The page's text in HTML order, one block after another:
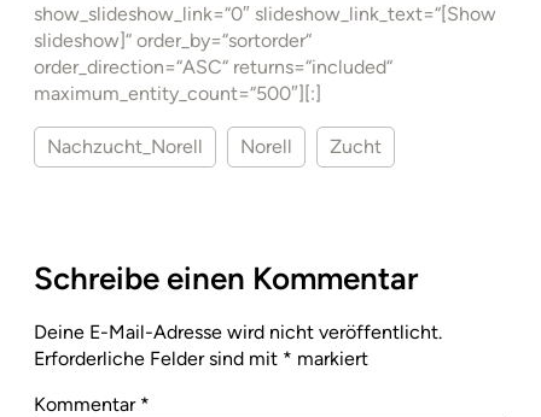
show_slideshow_link=“0″ slideshow_link_text=“[Show
slideshow]“ order_by=“sortorder“
order_direction=“ASC“ returns=“included“
maximum_entity_count=“500″][:]
Nachzucht_Norell Norell Zucht
Schreibe einen Kommentar
Deine E-Mail-Adresse wird nicht veröffentlicht.
Erforderliche Felder sind mit * markiert
Kommentar *